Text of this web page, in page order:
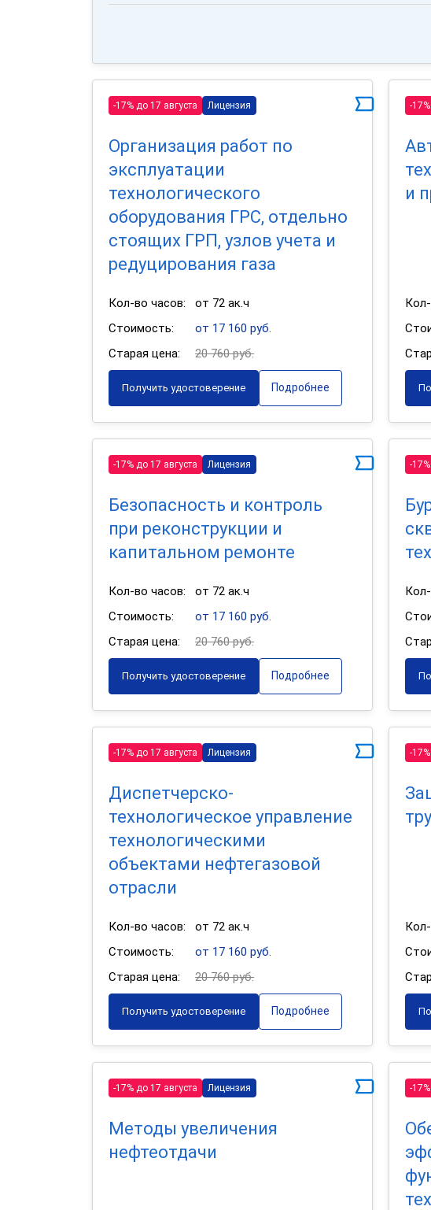
-17% до 17 августа Лицензия
Организация работ по
эксплуатации
технологического
оборудования ГРС, отдельно
стоящих ГРП, узлов учета и
редуцирования газа
Кол-во часов:
от 72 ак.ч
Стоимость:
от 17 160 руб.
Старая цена:
20 760 руб.
Получить удостоверение Подробнее
-
и
-17% до 17 августа Лицензия
Безопасность и контроль
при реконструкции и
капитальном ремонте
Кол-во часов:
от 72 ак.ч
Стоимость:
от 17 160 руб.
Старая цена:
20 760 руб.
Получить удостоверение Подробнее
-
-17% до 17 августа Лицензия
Диспетчерско-
технологическое управление
технологическими
объектами нефтегазовой
отрасли
Кол-во часов:
от 72 ак.ч
Стоимость:
от 17 160 руб.
Старая цена:
20 760 руб.
Получить удостоверение Подробнее
-
-17% до 17 августа Лицензия
Методы увеличения
нефтеотдачи
-